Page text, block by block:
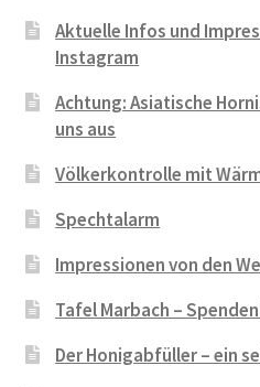
Aktuelle Infos und
Instagram
Achtung: Asiatische
uns aus
Völkerkontrolle mit
Spechtalarm
Impressionen von den
Tafel Marbach –
Der Honigabfüller – ein